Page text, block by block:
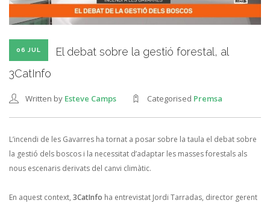
06 JUL
El debat sobre la gestió forestal, al
3CatInfo
Written by Esteve Camps Categorised Premsa
L’incendi de les Gavarres ha tornat a posar sobre la taula el debat sobre
la gestió dels boscos i la necessitat d’adaptar les masses forestals als
nous escenaris derivats del canvi climàtic.
En aquest context, 3CatInfo ha entrevistat Jordi Tarradas, director gerent